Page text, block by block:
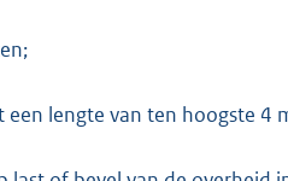
lengte van ten hoogste 4